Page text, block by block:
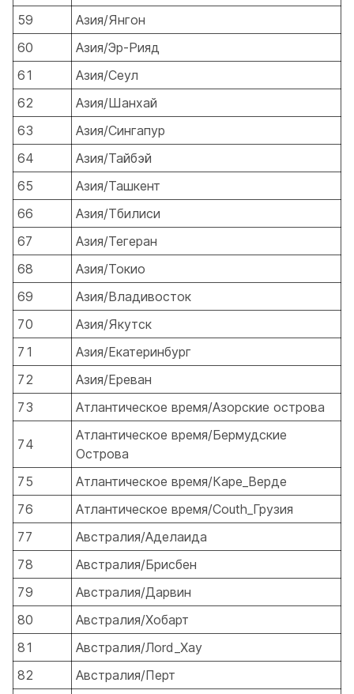
59
Азия/Янгон
60
Азия/Эр-Рияд
61
Азия/Сеул
62
Азия/Шанхай
63
Азия/Сингапур
64
Азия/Тайбэй
65
Азия/Ташкент
66
Азия/Тбилиси
67
Азия/Тегеран
68
Азия/Токио
69
Азия/Владивосток
70
Азия/Якутск
71
Азия/Екатеринбург
72
Азия/Ереван
73
Атлантическое время/Азорские острова
74
Атлантическое время/Бермудские
Острова
75
Атлантическое время/Кape_Верде
76
Атлантическое время/Сouth_Грузия
77
Австралия/Аделаида
78
Австралия/Брисбен
79
Австралия/Дарвин
80
Австралия/Хобарт
81
Австралия/Лord_Хау
82
Австралия/Перт